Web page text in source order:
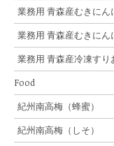
業務用 青森産むきにん
業務用 青森産むきにん
業務用 青森産冷凍すり
Food
紀州南高梅（蜂蜜）
紀州南高梅（しそ）